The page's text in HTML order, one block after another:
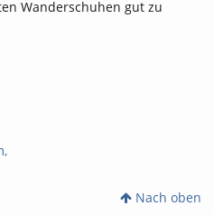
Wanderschuhen gut zu
Nach oben